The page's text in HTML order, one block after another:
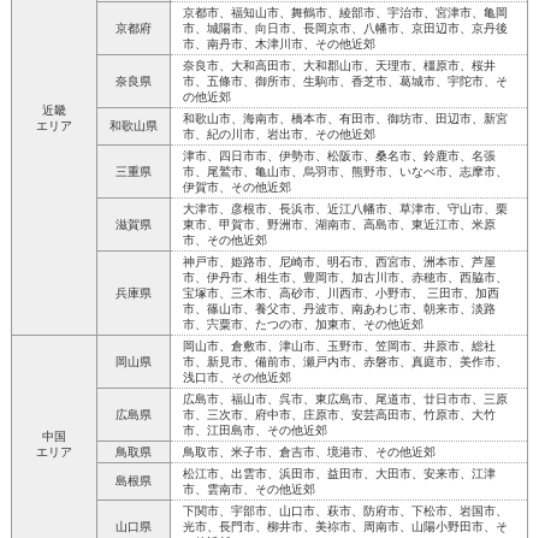
近畿
エリア
京都府
京都市、福知山市、舞鶴市、綾部市、宇治市、宮津市、亀岡
市、城陽市、向日市、長岡京市、八幡市、京田辺市、京丹後
市、南丹市、木津川市、その他近郊
奈良県
奈良市、大和高田市、大和郡山市、天理市、橿原市、桜井
市、五條市、御所市、生駒市、香芝市、葛城市、宇陀市、そ
の他近郊
和歌山県
和歌山市、海南市、橋本市、有田市、御坊市、田辺市、新宮
市、紀の川市、岩出市、その他近郊
三重県
津市、四日市市、伊勢市、松阪市、桑名市、鈴鹿市、名張
市、尾鷲市、亀山市、烏羽市、熊野市、いなべ市、志摩市、
伊賀市、その他近郊
滋賀県
大津市、彦根市、長浜市、近江八幡市、草津市、守山市、栗
東市、甲賀市、野洲市、湖南市、高島市、東近江市、米原
市、その他近郊
兵庫県
神戸市、姫路市、尼崎市、明石市、西宮市、洲本市、芦屋
市、伊丹市、相生市、豊岡市、加古川市、赤穂市、西脇市、
宝塚市、三木市、高砂市、川西市、小野市、 三田市、加西
市、篠山市、養父市、丹波市、南あわじ市、朝来市、淡路
市、宍粟市、たつの市、加東市、その他近郊
中国
エリア
岡山県
岡山市、倉敷市、津山市、玉野市、笠岡市、井原市、総社
市、新見市、備前市、瀬戸内市、赤磐市、真庭市、美作市、
浅口市、その他近郊
広島県
広島市、福山市、呉市、東広島市、尾道市、廿日市市、三原
市、三次市、府中市、庄原市、安芸高田市、竹原市、大竹
市、江田島市、その他近郊
鳥取県
鳥取市、米子市、倉吉市、境港市、その他近郊
島根県
松江市、出雲市、浜田市、益田市、大田市、安来市、江津
市、雲南市、その他近郊
山口県
下関市、宇部市、山口市、萩市、防府市、下松市、岩国市、
光市、長門市、柳井市、美祢市、周南市、山陽小野田市、そ